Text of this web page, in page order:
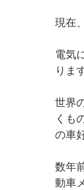
現在
電気
りま
世界
くも
の車
数年
動車